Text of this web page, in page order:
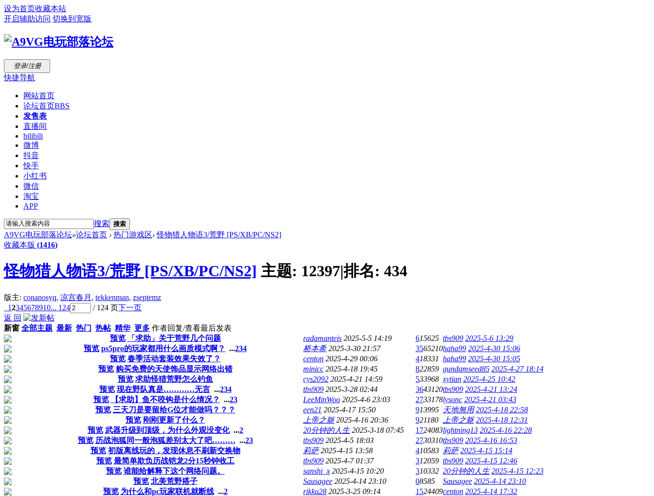
设为首页收藏本站
开启辅助访问 切换到宽版
登录/注册
快捷导航
网站首页
论坛首页BBS
发售表
直播间
bilibili
微博
抖音
快手
小红书
微信
淘宝
APP
搜索 搜索
A9VG电玩部落论坛»论坛首页 › 热门游戏区› 怪物猎人物语3/荒野 [PS/XB/PC/NS2]
收藏本版 (1416)
怪物猎人物语3/荒野 [PS/XB/PC/NS2] 主题: 12397|排名: 434
版主: conanosyq, 凉宫春月 , tekkenman, zseptemz
12345678910... 124 / 124 页下一页
返 回
新窗 全部主题 最新 热门 热帖 精华 更多 作者回复/查看最后发表
预览
「求助」关于荒野几个问题 radamanteis 2025-5-5 14:19 615625 tbs909 2025-5-6 13:29
预览 ps5pro的玩家都用什么画质模式啊？ ...234 桥本希 2025-3-30 21:57 3565210haha99 2025-4-30 15:06
预览 春季活动套装效果失效了？ centon 2025-4-29 00:06 418331 haha99 2025-4-30 15:05
预览 购买免费的天使饰品显示网络出错 minicc 2025-4-18 19:45 822859 gundamseed85 2025-4-27 18:14
预览 求助怪猎荒野怎么钓鱼 cys2092 2025-4-21 14:59 533968 xytian 2025-4-25 10:42
预览 现在野队真是…………无言 ...234 tbs909 2025-3-28 02:44 3643120tbs909 2025-4-21 13:24
预览
【求助】鱼不咬钩是什么情况？ ...23 LeeMinWoo 2025-4-6 23:03 2733178lysonc 2025-4-21 03:43
预览 三天刀是要留给G位才能做吗？？？ een21 2025-4-17 15:50 913995 天地無用 2025-4-18 22:58
预览 刚刚更新了什么？ 上帝之躯 2025-4-16 20:36 921180 上帝之躯 2025-4-18 12:31
预览 武器升级到顶级，为什么外观没变化 ...2 20分钟的人生 2025-3-18 07:45 1724083lightning13 2025-4-16 22:28
预览 历战泡狐同一般泡狐差别太大了吧……… ...23 tbs909 2025-4-5 18:03 2730310tbs909 2025-4-16 16:53
预览 初版离线玩的，发现休息不刷新交换物 莉萨 2025-4-15 13:58 410583 莉萨 2025-4-15 15:14
预览 最简单欺负历战铠龙2分15秒钟收工 tbs909 2025-4-7 01:37 312059 tbs909 2025-4-15 12:46
预览 谁能给解释下这个网络问题。 sanshi_x 2025-4-15 10:20 310332 20分钟的人生 2025-4-15 12:23
预览 北美荒野搭子 Sausagee 2025-4-14 23:10 08585 Sausagee 2025-4-14 23:10
预览 为什么和pc玩家联机就断线 ...2 rikku28 2025-3-25 09:14 1524409centon 2025-4-14 17:32